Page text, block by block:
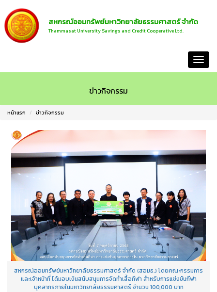
สหกรณ์ออมทรัพย์มหาวิทยาลัยธรรมศาสตร์ จำกัด
Thammasat University Savings and Credit Cooperative Ltd.
ข่าวกิจกรรม
หน้าแรก ข่าวกิจกรรม
สหกรณ์ออมทรัพย์มหาวิทยาลัยธรรมศาสตร์ จำกัด (สอมธ.) โดยคณะกรรมการ
และเจ้าหน้าที่ ได้มอบเงินสนับสนุนการจัดทำเสื้อกีฬา สำหรับการแข่งขันกีฬา
บุคลากรภายในมหาวิทยาลัยธรรมศาสตร์ จำนวน 100,000 บาท